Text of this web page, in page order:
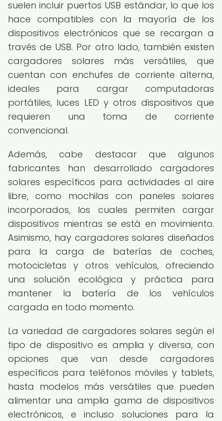
suelen incluir puertos USB estándar, lo que los
hace compatibles con la mayoría de los
dispositivos electrónicos que se recargan a
través de USB. Por otro lado, también existen
cargadores solares más versátiles, que
cuentan con enchufes de corriente alterna,
ideales para cargar computadoras
portátiles, luces LED y otros dispositivos que
requieren una toma de corriente
convencional.
Además, cabe destacar que algunos
fabricantes han desarrollado cargadores
solares específicos para actividades al aire
libre, como mochilas con paneles solares
incorporados, los cuales permiten cargar
dispositivos mientras se está en movimiento.
Asimismo, hay cargadores solares diseñados
para la carga de baterías de coches,
motocicletas y otros vehículos, ofreciendo
una solución ecológica y práctica para
mantener la batería de los vehículos
cargada en todo momento.
La variedad de cargadores solares según el
tipo de dispositivo es amplia y diversa, con
opciones que van desde cargadores
específicos para teléfonos móviles y tablets,
hasta modelos más versátiles que pueden
alimentar una amplia gama de dispositivos
electrónicos, e incluso soluciones para la